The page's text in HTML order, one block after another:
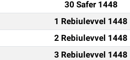
30 Safer 1448
1 Rebiulevvel 1448
2 Rebiulevvel 1448
3 Rebiulevvel 1448